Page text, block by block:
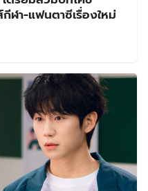
ฬา-แฟนตาซีเรื่องใหม่